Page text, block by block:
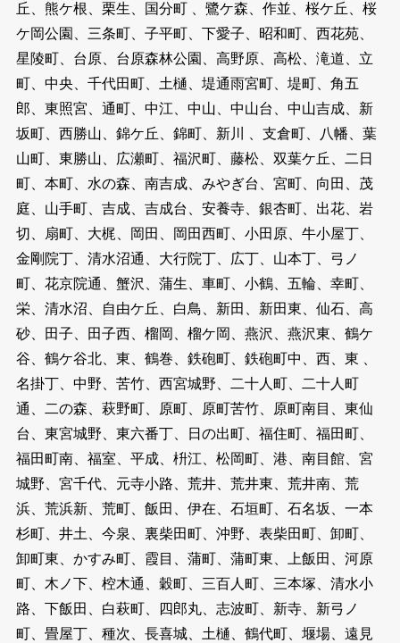
丘、熊ケ根、栗生、国分町 、鷺ケ森、作並、桜ケ丘、桜
ケ岡公園、三条町、子平町、下愛子、昭和町、西花苑、
星陵町、台原、台原森林公園、高野原、高松、滝道、立
町、中央、千代田町、土樋、堤通雨宮町、堤町、角五
郎、東照宮、通町、中江、中山、中山台、中山吉成、新
坂町、西勝山、錦ケ丘、錦町、新川 、支倉町、八幡、葉
山町、東勝山、広瀬町、福沢町、藤松、双葉ケ丘、二日
町、本町、水の森、南吉成、みやぎ台、宮町、向田、茂
庭、山手町、吉成、吉成台、安養寺、銀杏町、出花、岩
切、扇町、大梶、岡田、岡田西町、小田原、牛小屋丁、
金剛院丁、清水沼通、大行院丁、広丁、山本丁、弓ノ
町、花京院通、蟹沢、蒲生、車町、小鶴、五輪、幸町、
栄、清水沼、自由ケ丘、白鳥、新田、新田東、仙石、高
砂、田子、田子西、榴岡、榴ケ岡、燕沢、燕沢東、鶴ケ
谷、鶴ケ谷北、東、鶴巻、鉄砲町、鉄砲町中、西、東 、
名掛丁、中野、苦竹、西宮城野、二十人町、二十人町
通、二の森、萩野町、原町、原町苦竹、原町南目、東仙
台、東宮城野、東六番丁、日の出町、福住町、福田町、
福田町南、福室、平成、枡江、松岡町、港、南目館、宮
城野、宮千代、元寺小路、荒井、荒井東、荒井南、荒
浜、荒浜新、荒町、飯田、伊在、石垣町、石名坂、一本
杉町、井土、今泉、裏柴田町、沖野、表柴田町、卸町、
卸町東、かすみ町、霞目、蒲町、蒲町東、上飯田、河原
町、木ノ下、椌木通、穀町、三百人町、三本塚、清水小
路、下飯田、白萩町、四郎丸、志波町、新寺、新弓ノ
町、畳屋丁、種次、長喜城、土樋、鶴代町、堰場、遠見